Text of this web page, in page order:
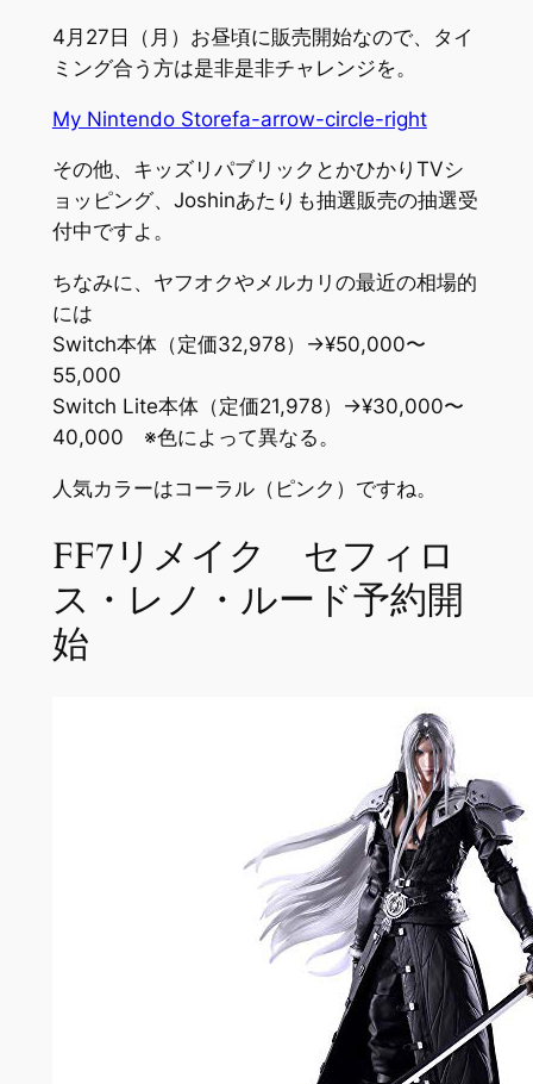
4月27日（月）お昼頃に販売開始なので、タイ
ミング合う方は是非是非チャレンジを。
My Nintendo Storefa-arrow-circle-right
その他、キッズリパブリックとかひかりTVシ
ョッピング、Joshinあたりも抽選販売の抽選受
付中ですよ。
ちなみに、ヤフオクやメルカリの最近の相場的
には
Switch本体（定価32,978）→¥50,000〜
55,000
Switch Lite本体（定価21,978）→¥30,000〜
40,000 ※色によって異なる。
人気カラーはコーラル（ピンク）ですね。
FF7リメイク セフィロ
ス・レノ・ルード予約開
始